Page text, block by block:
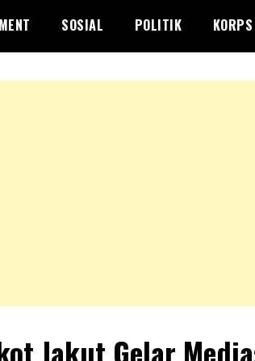
SOSIAL POLITIK KORPS
Jakut Gelar